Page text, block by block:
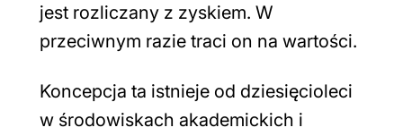
jest rozliczany z zyskiem. W
przeciwnym razie traci on na wartości.
Koncepcja ta istnieje od dziesięcioleci
w środowiskach akademickich i